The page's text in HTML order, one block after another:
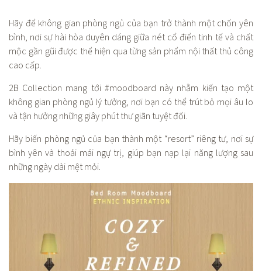
Hãy để không gian phòng ngủ của bạn trở thành một chốn yên
bình, nơi sự hài hòa duyên dáng giữa nét cổ điển tinh tế và chất
mộc gần gũi được thể hiện qua từng sản phẩm nội thất thủ công
cao cấp.
2B Collection mang tới #moodboard này nhằm kiến tạo một
không gian phòng ngủ lý tưởng, nơi bạn có thể trút bỏ mọi âu lo
và tận hưởng những giây phút thư giãn tuyệt đối.
Hãy biến phòng ngủ của bạn thành một “resort” riêng tư, nơi sự
bình yên và thoải mái ngự trị, giúp bạn nạp lại năng lượng sau
những ngày dài mệt mỏi.